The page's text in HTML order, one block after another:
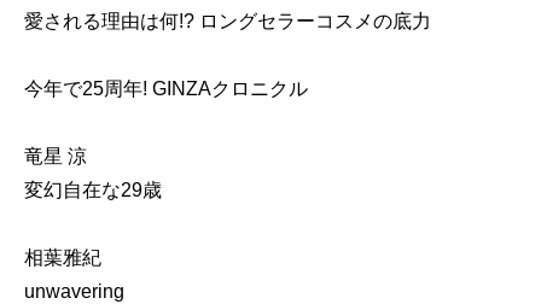
愛される理由は何!? ロングセラーコスメの底力
今年で25周年! GINZAクロニクル
竜星 涼
変幻自在な29歳
相葉雅紀
unwavering